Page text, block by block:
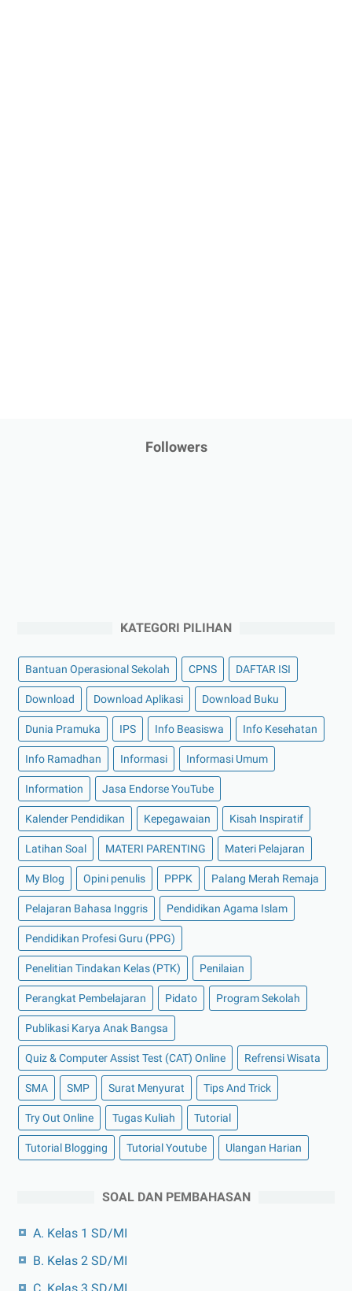
Followers
KATEGORI PILIHAN
Bantuan Operasional Sekolah CPNS DAFTAR ISI
Download Download Aplikasi Download Buku
Dunia Pramuka IPS Info Beasiswa Info Kesehatan
Info Ramadhan Informasi Informasi Umum
Information Jasa Endorse YouTube
Kalender Pendidikan Kepegawaian Kisah Inspiratif
Latihan Soal MATERI PARENTING Materi Pelajaran
My Blog Opini penulis PPPK Palang Merah Remaja
Pelajaran Bahasa Inggris Pendidikan Agama Islam
Pendidikan Profesi Guru (PPG)
Penelitian Tindakan Kelas (PTK) Penilaian
Perangkat Pembelajaran Pidato Program Sekolah
Publikasi Karya Anak Bangsa
Quiz & Computer Assist Test (CAT) Online Refrensi Wisata
SMA SMP Surat Menyurat Tips And Trick
Try Out Online Tugas Kuliah Tutorial
Tutorial Blogging Tutorial Youtube Ulangan Harian
SOAL DAN PEMBAHASAN
A. Kelas 1 SD/MI
B. Kelas 2 SD/MI
C. Kelas 3 SD/MI